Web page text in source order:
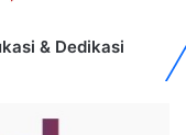
& Dedikasi